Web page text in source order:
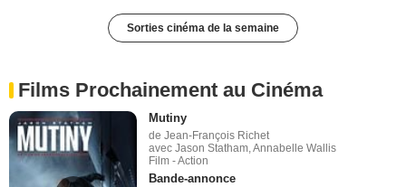
Sorties cinéma de la semaine
Films Prochainement au Cinéma
Mutiny
de Jean-François Richet
avec Jason Statham, Annabelle Wallis
Film - Action
Bande-annonce